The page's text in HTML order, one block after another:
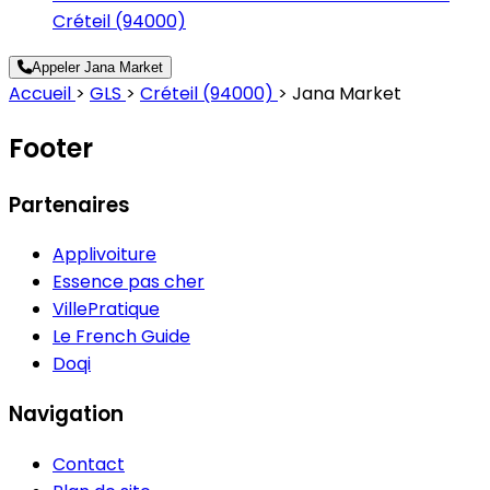
Créteil (94000)
Appeler Jana Market
Accueil > GLS > Créteil (94000) > Jana Market
Footer
Partenaires
Applivoiture
Essence pas cher
VillePratique
Le French Guide
Doqi
Navigation
Contact